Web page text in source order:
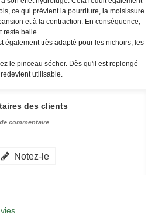
ce qui prévient la pourriture, la moisissure
et à la contraction. En conséquence,
reste belle.
également très adapté pour les nichoirs, les
le pinceau sécher. Dès qu'il est replongé
utilisable.
des clients
commentaire
Notez-le